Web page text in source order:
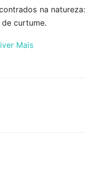
na natureza:
curtume.
Mais